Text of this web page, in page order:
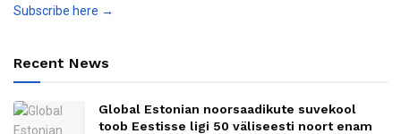
Subscribe here →
Recent News
Global Estonian noorsaadikute suvekool
toob Eestisse ligi 50 väliseesti noort enam